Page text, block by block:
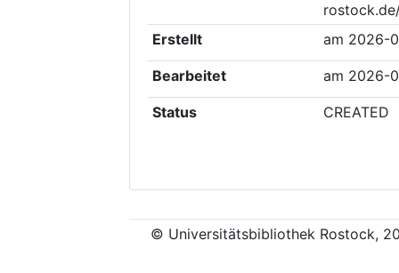
Erstellt
am 2026-
Bearbeitet am 2026-
Status CREATED
© Universitätsbibliothek Rostock,